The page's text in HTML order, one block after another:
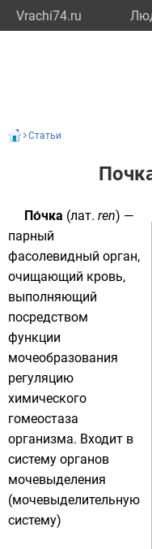
Vrachi74.ru
Статьи
По́чка (лат. ren) —
парный
фасолевидный орган,
очищающий кровь,
выполняющий
посредством
функции
мочеобразования
регуляцию
химического
гомеостаза
организма. Входит в
систему органов
мочевыделения
(мочевыделительную
систему)